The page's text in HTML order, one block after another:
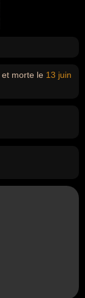
et morte le 13 juin